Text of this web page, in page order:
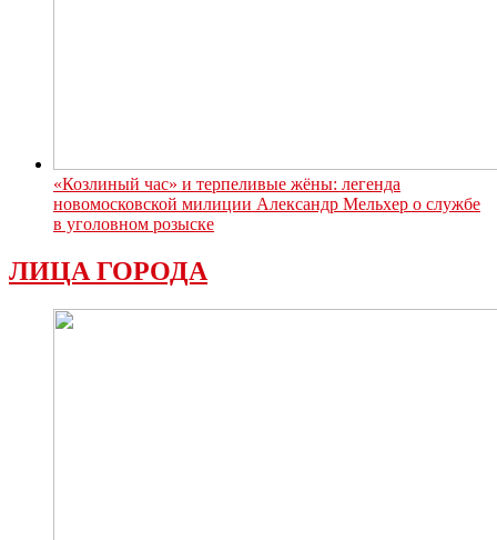
«Козлиный час» и терпеливые жёны: легенда
новомосковской милиции Александр Мельхер о службе
в уголовном розыске
ЛИЦА ГОРОДА